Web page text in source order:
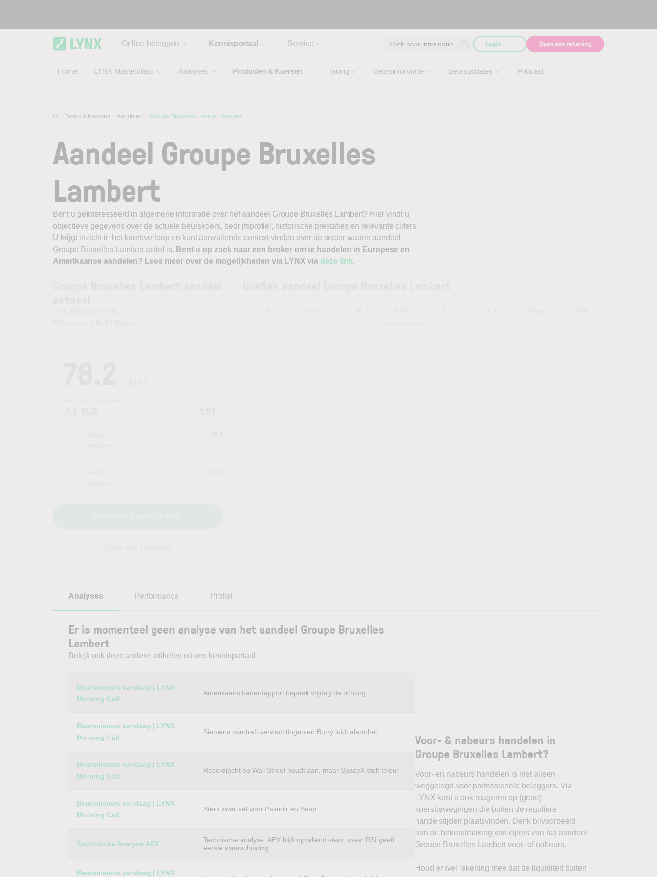
Online beleggen Kennisportaal
Home LYNX Masterclass Analyses Producten & Koersen Trading Beursinformatie Beursupdates Podcast
Service Zoek naar informatie Login Open een rekening
Beurs & Koersen Aandelen Groupe Bruxelles Lambert Aandeel
Aandeel Groupe Bruxelles
Lambert
Bent u geïnteresseerd in algemene informatie over het aandeel Groupe Bruxelles Lambert? Hier vindt u
objectieve gegevens over de actuele beurskoers, bedrijfsprofiel, historische prestaties en relevante cijfers.
U krijgt inzicht in het koersverloop en kunt aanvullende context vinden over de sector waarin aandeel
Groupe Bruxelles Lambert actief is. Bent u op zoek naar een broker om te handelen in Europese en
Amerikaanse aandelen? Lees meer over de mogelijkheden via LYNX via deze link.
Analyses Performance Profiel
Er is momenteel geen analyse van het aandeel Groupe Bruxelles
Lambert
Bekijk ook deze andere artikelen uit ons kennisportaal:
Category Titel
Beursnieuws vandaag | LYNX
Morning Call
Amerikaans banenrapport bepaalt vrijdag de richting
Beursnieuws vandaag | LYNX
Morning Call
Siemens overtreft verwachtingen en Burry luidt alarmbel
Beursnieuws vandaag | LYNX
Morning Call
Recordjacht op Wall Street houdt aan, maar SpaceX stelt teleur
Beursnieuws vandaag | LYNX
Morning Call
Sterk kwartaal voor Palantir en Snap
Technische Analyse AEX
Technische analyse: AEX blijft opvallend sterk, maar RSI geeft
eerste waarschuwing
Beursnieuws vandaag | LYNX
Voor- & nabeurs handelen in
Groupe Bruxelles Lambert?
Voor- en nabeurs handelen is niet alleen
weggelegd voor professionele beleggers. Via
LYNX kunt u ook reageren op (grote)
koersbewegingen die buiten de reguliere
handelstijden plaatsvinden. Denk bijvoorbeeld
aan de bekendmaking van cijfers van het aandeel
Groupe Bruxelles Lambert voor- of nabeurs.
Houd er wel rekening mee dat de liquiditeit buiten